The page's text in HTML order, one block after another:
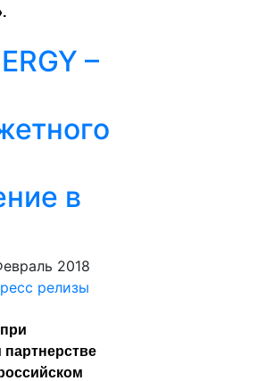
–
в
2018
релизы